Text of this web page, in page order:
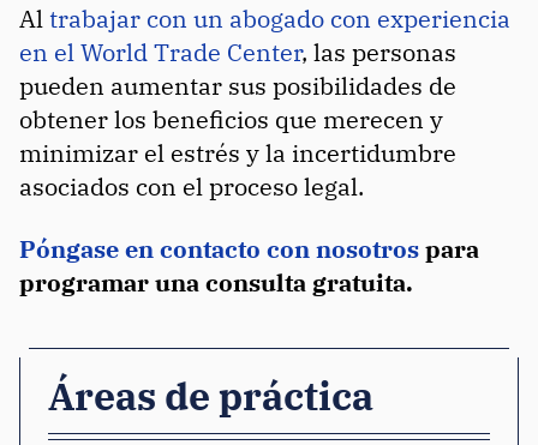
Altrabajar con un abogado con experiencia
en el World Trade Center, las personas
pueden aumentar sus posibilidades de
obtener los beneficios que merecen y
minimizar el estrés y la incertidumbre
asociados con el proceso legal.
Póngase en contacto con nosotrospara
programar una consulta gratuita.
Áreas de práctica